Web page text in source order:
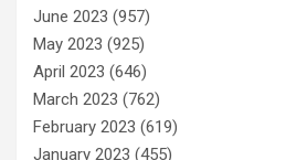
June 2023 (957)
May 2023 (925)
April 2023 (646)
March 2023 (762)
February 2023 (619)
January 2023 (455)